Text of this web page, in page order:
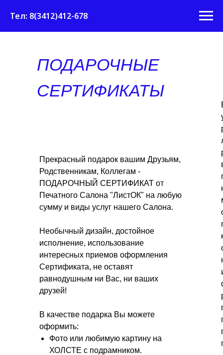
Тел: 8(3412)412-678
ПОДАРОЧНЫЕ
СЕРТИФИКАТЫ
Прекрасный подарок вашим Друзьям,
Родственникам, Коллегам -
ПОДАРОЧНЫЙ СЕРТИФИКАТ от
Печатного Салона "ЛистОК" на любую
сумму и виды услуг нашего Салона.
Необычный дизайн, достойное
исполнение, использование
интересных приемов оформления
Сертификата, не оставят
равнодушным ни Вас, ни ваших
друзей!
В качестве подарка Вы можете
оформить:
Фото или любимую картину на
ХОЛСТЕ с подрамником.